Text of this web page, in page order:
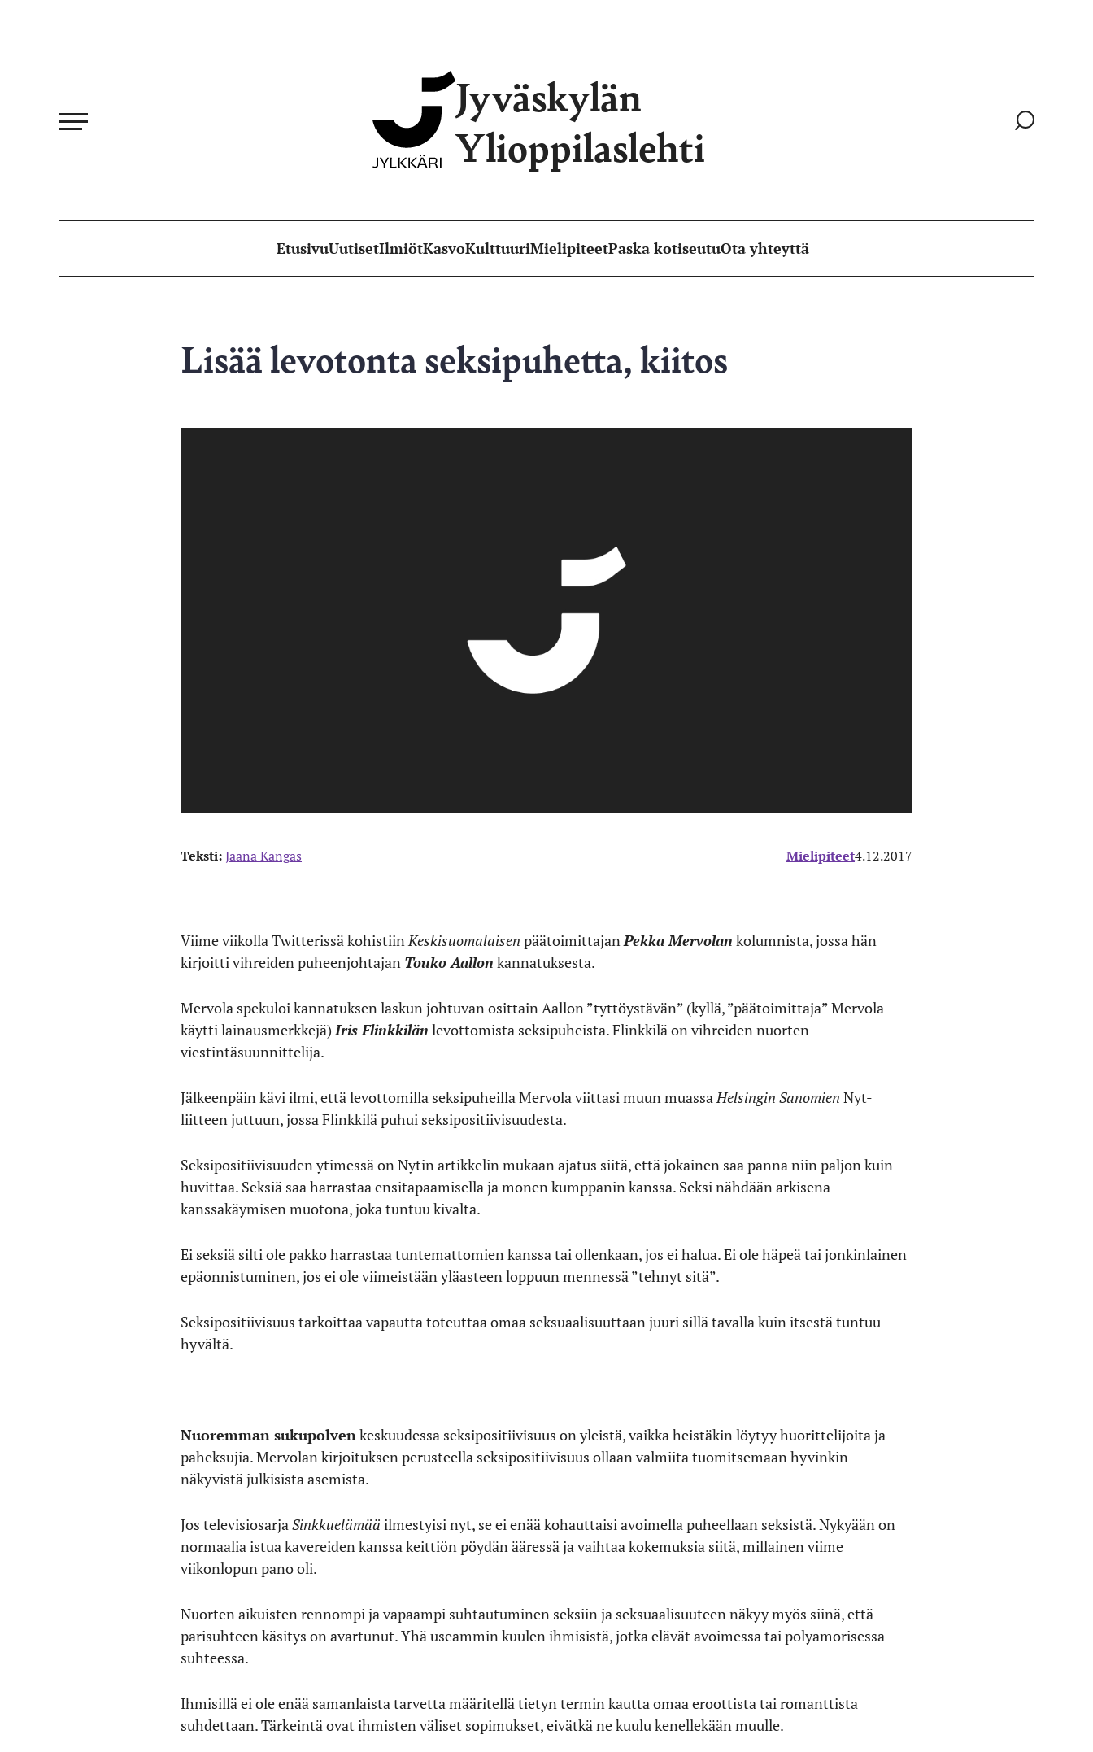
Jyväskylän
Ylioppilaslehti
Siirry
EtusivuUutisetIlmiötKasvoKulttuuriMielipiteetPaska kotiseutuOta yhteyttä
Lisää levotonta seksipuhetta, kiitos
Teksti:Jaana Kangas Mielipiteet4.12.2017
Viime viikolla Twitterissä kohistiin Keskisuomalaisen päätoimittajan Pekka Mervolan kolumnista, jossa hän
kirjoitti vihreiden puheenjohtajan Touko Aallon kannatuksesta.
Mervola spekuloi kannatuksen laskun johtuvan osittain Aallon ”tyttöystävän” (kyllä, ”päätoimittaja” Mervola
käytti lainausmerkkejä) Iris Flinkkilän levottomista seksipuheista. Flinkkilä on vihreiden nuorten
viestintäsuunnittelija.
Jälkeenpäin kävi ilmi, että levottomilla seksipuheilla Mervola viittasi muun muassa Helsingin Sanomien Nyt-
liitteen juttuun, jossa Flinkkilä puhui seksipositiivisuudesta.
Seksipositiivisuuden ytimessä on Nytin artikkelin mukaan ajatus siitä, että jokainen saa panna niin paljon kuin
huvittaa. Seksiä saa harrastaa ensitapaamisella ja monen kumppanin kanssa. Seksi nähdään arkisena
kanssakäymisen muotona, joka tuntuu kivalta.
Ei seksiä silti ole pakko harrastaa tuntemattomien kanssa tai ollenkaan, jos ei halua. Ei ole häpeä tai jonkinlainen
epäonnistuminen, jos ei ole viimeistään yläasteen loppuun mennessä ”tehnyt sitä”.
Seksipositiivisuus tarkoittaa vapautta toteuttaa omaa seksuaalisuuttaan juuri sillä tavalla kuin itsestä tuntuu
hyvältä.
Nuoremman sukupolven keskuudessa seksipositiivisuus on yleistä, vaikka heistäkin löytyy huorittelijoita ja
paheksujia. Mervolan kirjoituksen perusteella seksipositiivisuus ollaan valmiita tuomitsemaan hyvinkin
näkyvistä julkisista asemista.
Jos televisiosarja Sinkkuelämää ilmestyisi nyt, se ei enää kohauttaisi avoimella puheellaan seksistä. Nykyään on
normaalia istua kavereiden kanssa keittiön pöydän ääressä ja vaihtaa kokemuksia siitä, millainen viime
viikonlopun pano oli.
Nuorten aikuisten rennompi ja vapaampi suhtautuminen seksiin ja seksuaalisuuteen näkyy myös siinä, että
parisuhteen käsitys on avartunut. Yhä useammin kuulen ihmisistä, jotka elävät avoimessa tai polyamorisessa
suhteessa.
Ihmisillä ei ole enää samanlaista tarvetta määritellä tietyn termin kautta omaa eroottista tai romanttista
suhdettaan. Tärkeintä ovat ihmisten väliset sopimukset, eivätkä ne kuulu kenellekään muulle.